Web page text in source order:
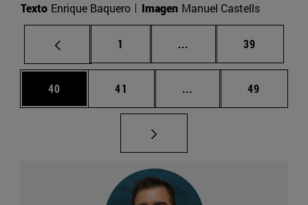
Texto Enrique Baquero Imagen Manuel Castells
Página
1 ... Páginas intermedias
Página
39
Página
40 Página
41 ... Páginas intermedias
Página
49